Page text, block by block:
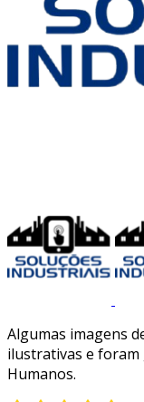
Algumas imagens
ilustrativas e foram
Humanos.